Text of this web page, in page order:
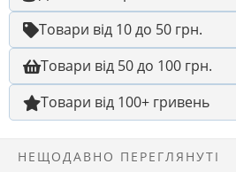
Товари від 10 до 50 грн.
Товари від 50 до 100 грн.
Товари від 100+ гривень
НЕЩОДАВНО ПЕРЕГЛЯНУТІ